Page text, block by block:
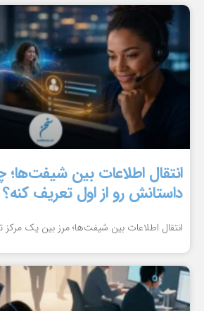
انتقال اطلاعات بین شیفت‌ها؛
داستانش رو از اول تعریف کنه؟
انتقال اطلاعات بین شیفت‌ها؛ مرز بین یک